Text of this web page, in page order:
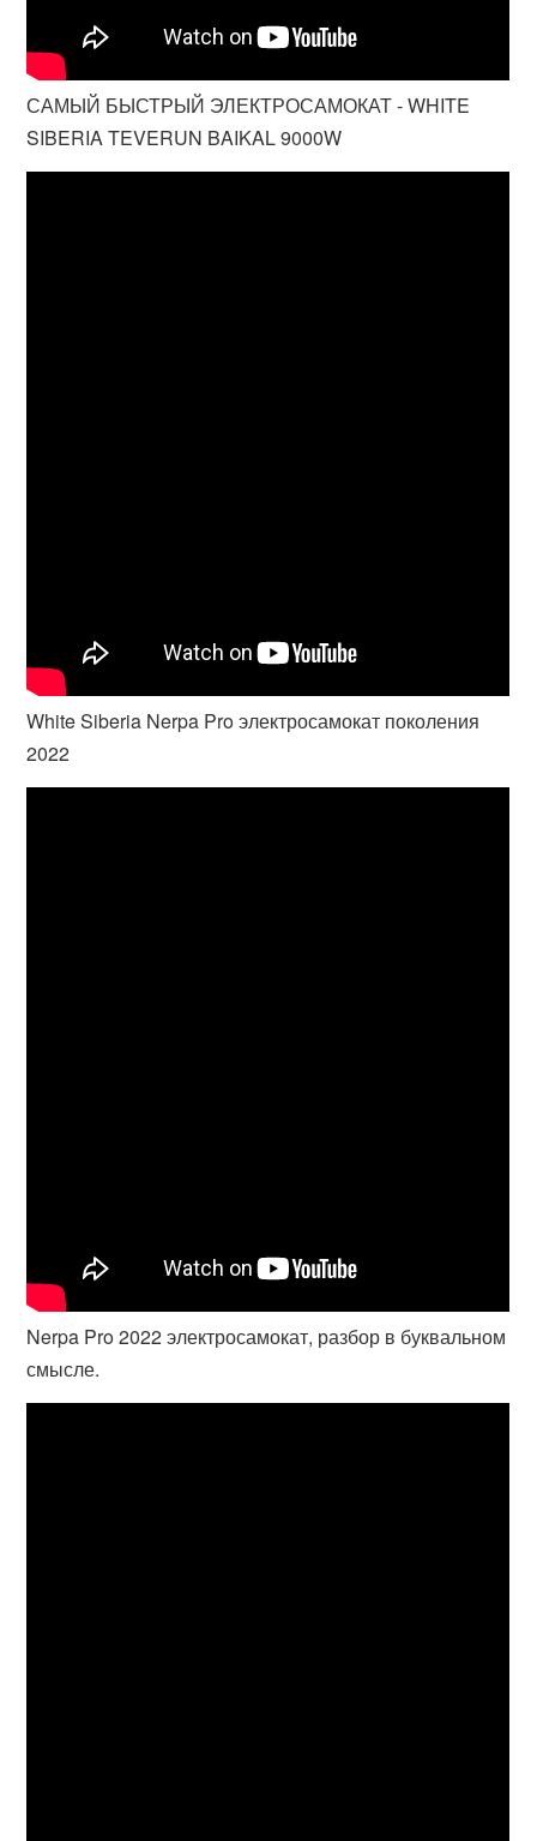
САМЫЙ БЫСТРЫЙ ЭЛЕКТРОСАМОКАТ - WHITE
SIBERIA TEVERUN BAIKAL 9000W
White Siberia Nerpa Pro электросамокат поколения
2022
Nerpa Pro 2022 электросамокат, разбор в буквальном
смысле.